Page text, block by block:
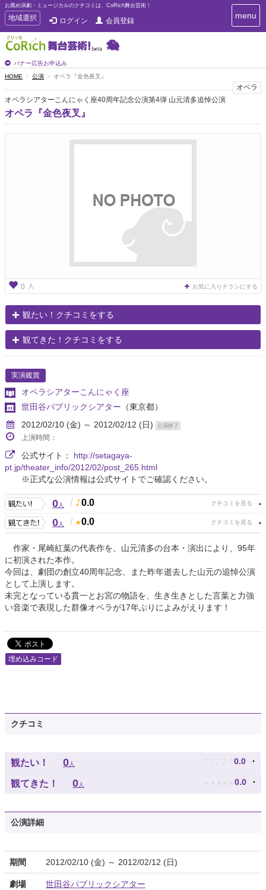
お薦め演劇・ミュージカルのクチコミは、CoRich舞台芸術！
T
o
g
g
e
n
a
v
g
地域選択 ログイン 会員登録
バナー広告お申込み
T
o
n
i
g
menu
HOME 公演 オペラ『金色夜叉』
オペラ
オペラシアターこんにゃく座40周年記念公演第4弾 山元清多追悼公演
オペラ『金色夜叉』
0 人 お気に入りチラシにする
観たい！クチコミをする
観てきた！クチコミをする
実演鑑賞
オペラシアターこんにゃく座
世田谷パブリックシアター （東京都）
2012/02/10 (金) ～ 2012/02/12 (日)
公演終了
上演時間：
公式サイト： http://setagaya-
pt.jp/theater_info/2012/02/post_265.html
※正式な公演情報は公式サイトでご確認ください。
0人 / 0.0
0人 / 0.0
作家・尾崎紅葉の代表作を、山元清多の台本・演出により、95年
に初演された本作。
今回は、劇団の創立40周年記念、また昨年逝去した山元の追悼公演
として上演します。
未完となっている貫一とお宮の物語を、生き生きとした言葉と力強
い音楽で表現した群像オペラが17年ぶりによみがえります！
埋め込みコード
クチコミ
観たい！ 0人 ♪ ♪ ♪ ♪ ♪ 0.0
観てきた！ 0人 ★ ★ ★ ★ ★ 0.0
公演詳細
期間 2012/02/10 (金) ～ 2012/02/12 (日)
劇場 世田谷パブリックシアター